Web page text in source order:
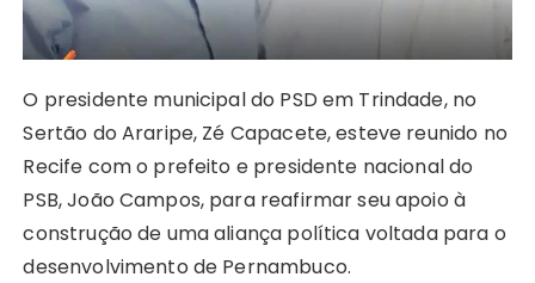
O presidente municipal do PSD em Trindade, no
Sertão do Araripe, Zé Capacete, esteve reunido no
Recife com o prefeito e presidente nacional do
PSB, João Campos, para reafirmar seu apoio à
construção de uma aliança política voltada para o
desenvolvimento de Pernambuco.